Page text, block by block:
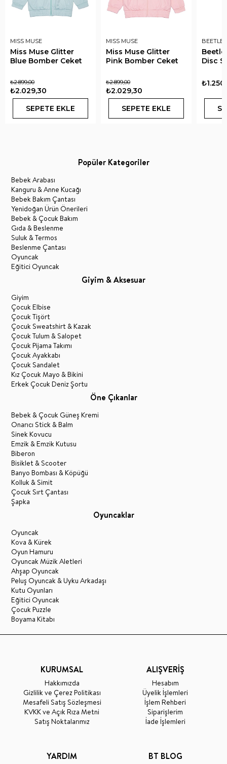
MISS MUSE
Miss Muse Glitter
Blue Bomber Ceket
₺2.029,30
₺2.899,00
SEPETE EKLE
MISS MUSE
Miss Muse Glitter
Pink Bomber Ceket
₺2.029,30
₺2.899,00
SEPETE EKLE
BEETLE
Disc
Popüler Kategoriler
Bebek Arabası
Kanguru & Anne Kucağı
Bebek Bakım Çantası
Yenidoğan Ürün Önerileri
Bebek & Çocuk Bakım
Gıda & Beslenme
Suluk & Termos
Beslenme Çantası
Oyuncak
Eğitici Oyuncak
Giyim & Aksesuar
Giyim
Çocuk Elbise
Çocuk Tişört
Çocuk Sweatshirt & Kazak
Çocuk Tulum & Salopet
Çocuk Pijama Takımı
Çocuk Ayakkabı
Çocuk Sandalet
Kız Çocuk Mayo & Bikini
Erkek Çocuk Deniz Şortu
Öne Çıkanlar
Bebek & Çocuk Güneş Kremi
Onarıcı Stick & Balm
Sinek Kovucu
Emzik & Emzik Kutusu
Biberon
Bisiklet & Scooter
Banyo Bombası & Köpüğü
Kolluk & Simit
Çocuk Sırt Çantası
Şapka
Oyuncaklar
Oyuncak
Kova & Kürek
Oyun Hamuru
Oyuncak Müzik Aletleri
Ahşap Oyuncak
Peluş Oyuncak & Uyku Arkadaşı
Kutu Oyunları
Eğitici Oyuncak
Çocuk Puzzle
Boyama Kitabı
KURUMSAL
Hakkımızda
Gizlilik ve Çerez Politikası
Mesafeli Satış Sözleşmesi
KVKK ve Açık Rıza Metni
Satış Noktalarımız
ALIŞVERİŞ
Hesabım
Üyelik İşlemleri
İşlem Rehberi
Siparişlerim
İade İşlemleri
YARDIM BT BLOG